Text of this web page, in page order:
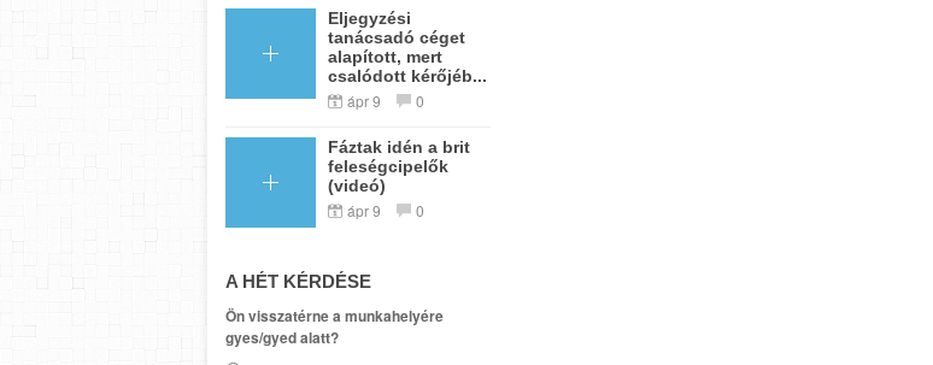
Eljegyzési
tanácsadó céget
alapított, mert
csalódott kérőjéb...
ápr 9 0
Fáztak idén a brit
feleségcipelők
(videó)
ápr 9 0
A HÉT KÉRDÉSE
Ön visszatérne a munkahelyére
gyes/gyed alatt?